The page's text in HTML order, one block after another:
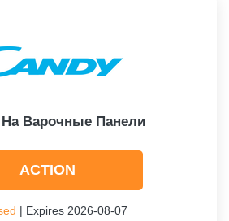
Варочные Панели
ACTION
| Expires 2026-08-07